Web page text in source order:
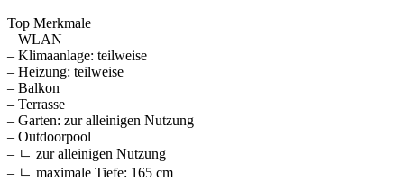
Top Merkmale
– WLAN
– Klimaanlage: teilweise
– Heizung: teilweise
– Balkon
– Terrasse
– Garten: zur alleinigen Nutzung
– Outdoorpool
– ㄴ zur alleinigen Nutzung
– ㄴ maximale Tiefe: 165 cm